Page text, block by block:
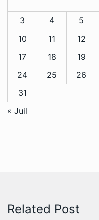
3
4 5
10
11 12
17
18 19
24
25 26
31
« Juil
Related Post